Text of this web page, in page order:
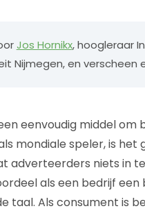
Jos Hornikx, hoogleraar
Nijmegen, en verscheen
eenvoudig middel
mondiale speler, is het
adverteerders niets in
als een bedrijf een
taal. Als consument is